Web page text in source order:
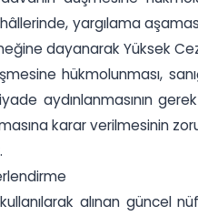
yargılama
dayanarak Yüksek
hükmolunması,
aydınlanmasının
karar verilmesinin
alınan güncel